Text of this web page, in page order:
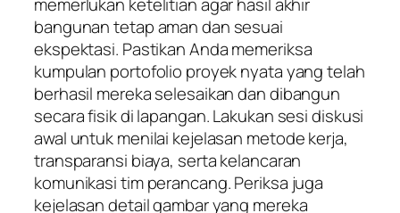
bangunan tetap aman dan sesuai
ekspektasi. Pastikan Anda memeriksa
kumpulan portofolio proyek nyata yang telah
berhasil mereka selesaikan dan dibangun
secara fisik di lapangan. Lakukan sesi diskusi
awal untuk menilai kejelasan metode kerja,
transparansi biaya, serta kelancaran
komunikasi tim perancang. Periksa juga
kejelasan detail gambar yang mereka